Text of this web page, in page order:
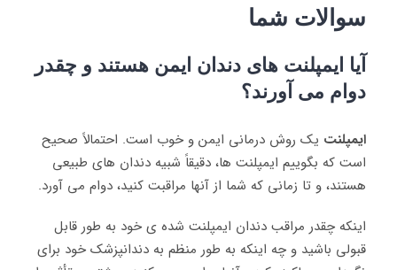
سوالات شما
آیا ایمپلنت های دندان ایمن هستند و چقدر
دوام می آورند؟
ایمپلنت یک روش درمانی ایمن و خوب است. احتمالاً صحیح
است که بگوییم ایمپلنت ها، دقیقاً شبیه دندان های طبیعی
هستند، و تا زمانی که شما از آنها مراقبت کنید، دوام می آورد.
اینکه چقدر مراقب دندان ایمپلنت شده ی خود به طور قابل
قبولی باشید و چه اینکه به طور منظم به دندانپزشک خود برای